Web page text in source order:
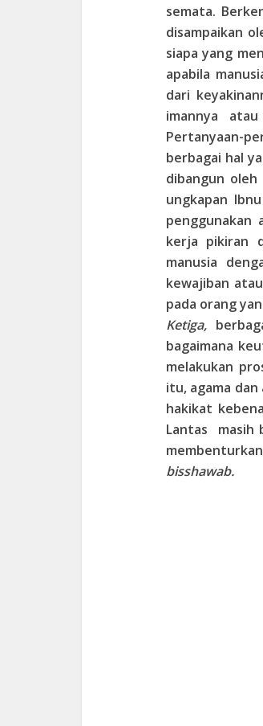
semata.
disampaikan
siapa yang
apabila
dari
imannya
Pertanyaan-
berbagai hal
dibangun oleh
ungkapan
penggunakan
kerja pikiran
manusia
kewajiban atau
pada orang
Ketiga,
bagaimana
melakukan
itu, agama dan
hakikat
Lantas masih
bisshawab.